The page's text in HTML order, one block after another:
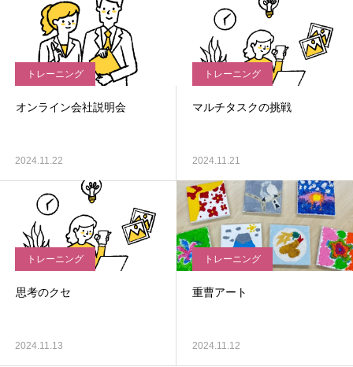
トレーニング
オンライン会社説明会
2024.11.22
トレーニング
マルチタスクの挑戦
2024.11.21
トレーニング
思考のクセ
2024.11.13
トレーニング
重曹アート
2024.11.12